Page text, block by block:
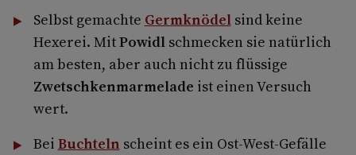
Selbst gemachte Germknödelsind keine
Hexerei. MitPowidlschmecken sie natürlich
am besten, aber auch nicht zu flüssige
Zwetschkenmarmelade ist einen Versuch
wert.
Bei Buchteln scheint es ein Ost-West-Gefälle